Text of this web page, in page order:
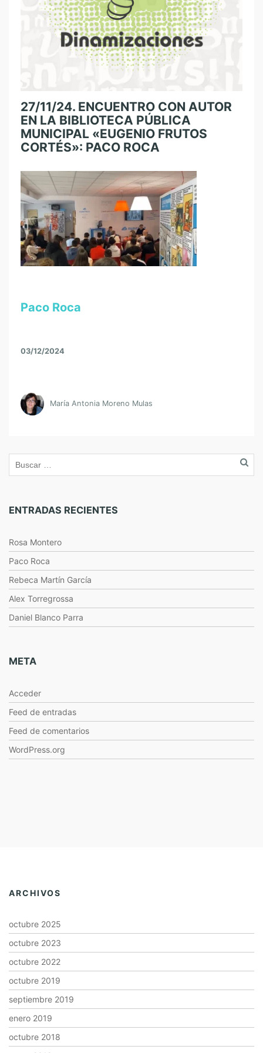
27/11/24. ENCUENTRO CON AUTOR
EN LA BIBLIOTECA PÚBLICA
MUNICIPAL «EUGENIO FRUTOS
CORTÉS»: PACO ROCA
Paco Roca
03/12/2024
María Antonia Moreno Mulas
ENTRADAS RECIENTES
Rosa Montero
Paco Roca
Rebeca Martín García
Alex Torregrossa
Daniel Blanco Parra
META
Acceder
Feed de entradas
Feed de comentarios
WordPress.org
ARCHIVOS
octubre 2025
octubre 2023
octubre 2022
octubre 2019
septiembre 2019
enero 2019
octubre 2018